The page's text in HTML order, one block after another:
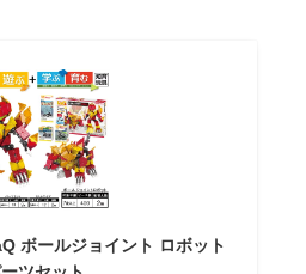
ボールジョイント ロボット